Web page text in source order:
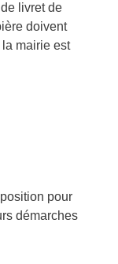
livret de
doivent
mairie est
pour
démarches